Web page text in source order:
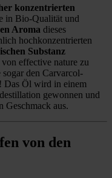
konzentrierten
in Bio-Qualität und
Aroma dieses
hochkonzentrierten
Substanz
effective nature zu
sogar den Carvarcol-
Das Öl wird in einem
gewonnen und
Geschmack aus.
von den